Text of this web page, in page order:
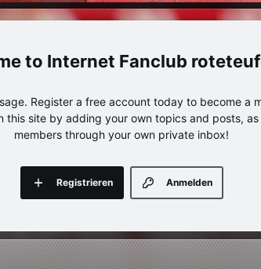
Internet Fanclub
Register a free account today to become a
this site by adding your own topics and posts,
members through your own private inbox!
Anmelden
Registrieren